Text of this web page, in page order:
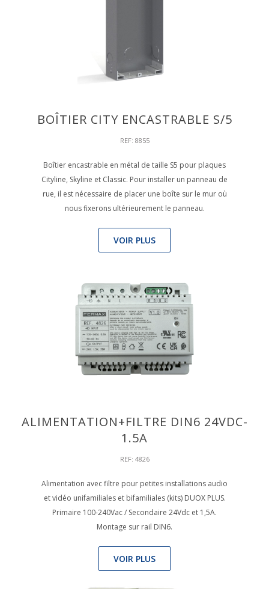
BOÎTIER CITY ENCASTRABLE S/5
REF: 8855
Boîtier encastrable en métal de taille S5 pour plaques
Cityline, Skyline et Classic. Pour installer un panneau de
rue, il est nécessaire de placer une boîte sur le mur où
nous fixerons ultérieurement le panneau.
VOIR PLUS
ALIMENTATION+FILTRE DIN6 24VDC-
1.5A
REF: 4826
Alimentation avec filtre pour petites installations audio
et vidéo unifamiliales et bifamiliales (kits) DUOX PLUS.
Primaire 100-240Vac / Secondaire 24Vdc et 1,5A.
Montage sur rail DIN6.
VOIR PLUS